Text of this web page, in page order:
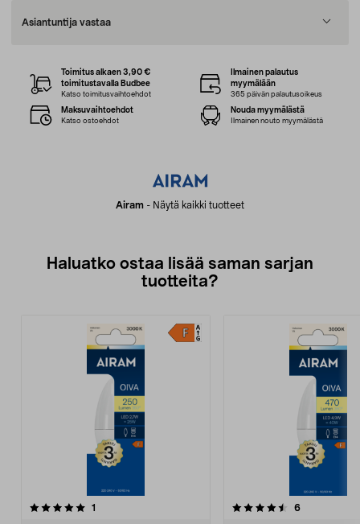
Asiantuntija vastaa
Airam - Näytä kaikki tuotteet
Toimitus alkaen 3,90 €
toimitustavalla Budbee
Katso toimitusvaihtoehdot
Ilmainen palautus
myymälään
365 päivän palautusoikeus
Maksuvaihtoehdot
Katso ostoehdot
Nouda myymälästä
Ilmainen nouto myymälästä
Haluatko ostaa lisää saman sarjan
tuotteita?
1
4.5viidestä
6arvostelut
4.0viidestä